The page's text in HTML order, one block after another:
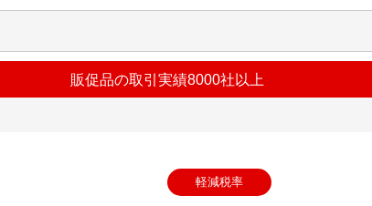
販促品の取引実績8000社以上
軽減税率